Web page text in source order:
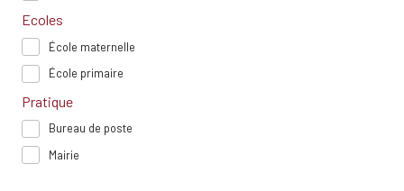
Ecoles
École maternelle
École primaire
Pratique
Bureau de poste
Mairie